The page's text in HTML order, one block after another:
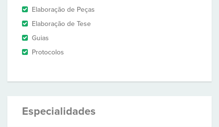
Elaboração de Peças
Elaboração de Tese
Guias
Protocolos
Especialidades